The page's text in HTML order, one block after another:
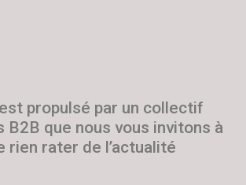
propulsé par un collectif
B2B que nous vous invitons à
rien rater de l’actualité